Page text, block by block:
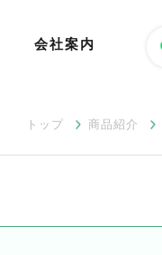
会社案内
トップ 商品紹介